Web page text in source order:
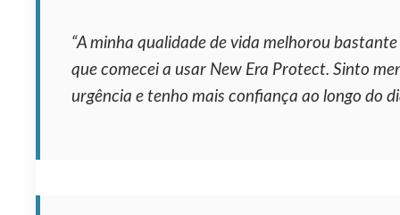
“A minha qualidade de vida melhorou bastante
que comecei a usar New Era Protect. Sinto
urgência e tenho mais confiança ao longo do